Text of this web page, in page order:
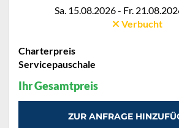
Sa. 15.08.2026 - Fr.
Verbucht
Charterpreis
Servicepauschale
Ihr Gesamtpreis
ZUR ANFRAGE